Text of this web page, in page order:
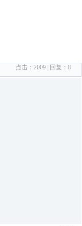
点击： 2009 | 回复： 8